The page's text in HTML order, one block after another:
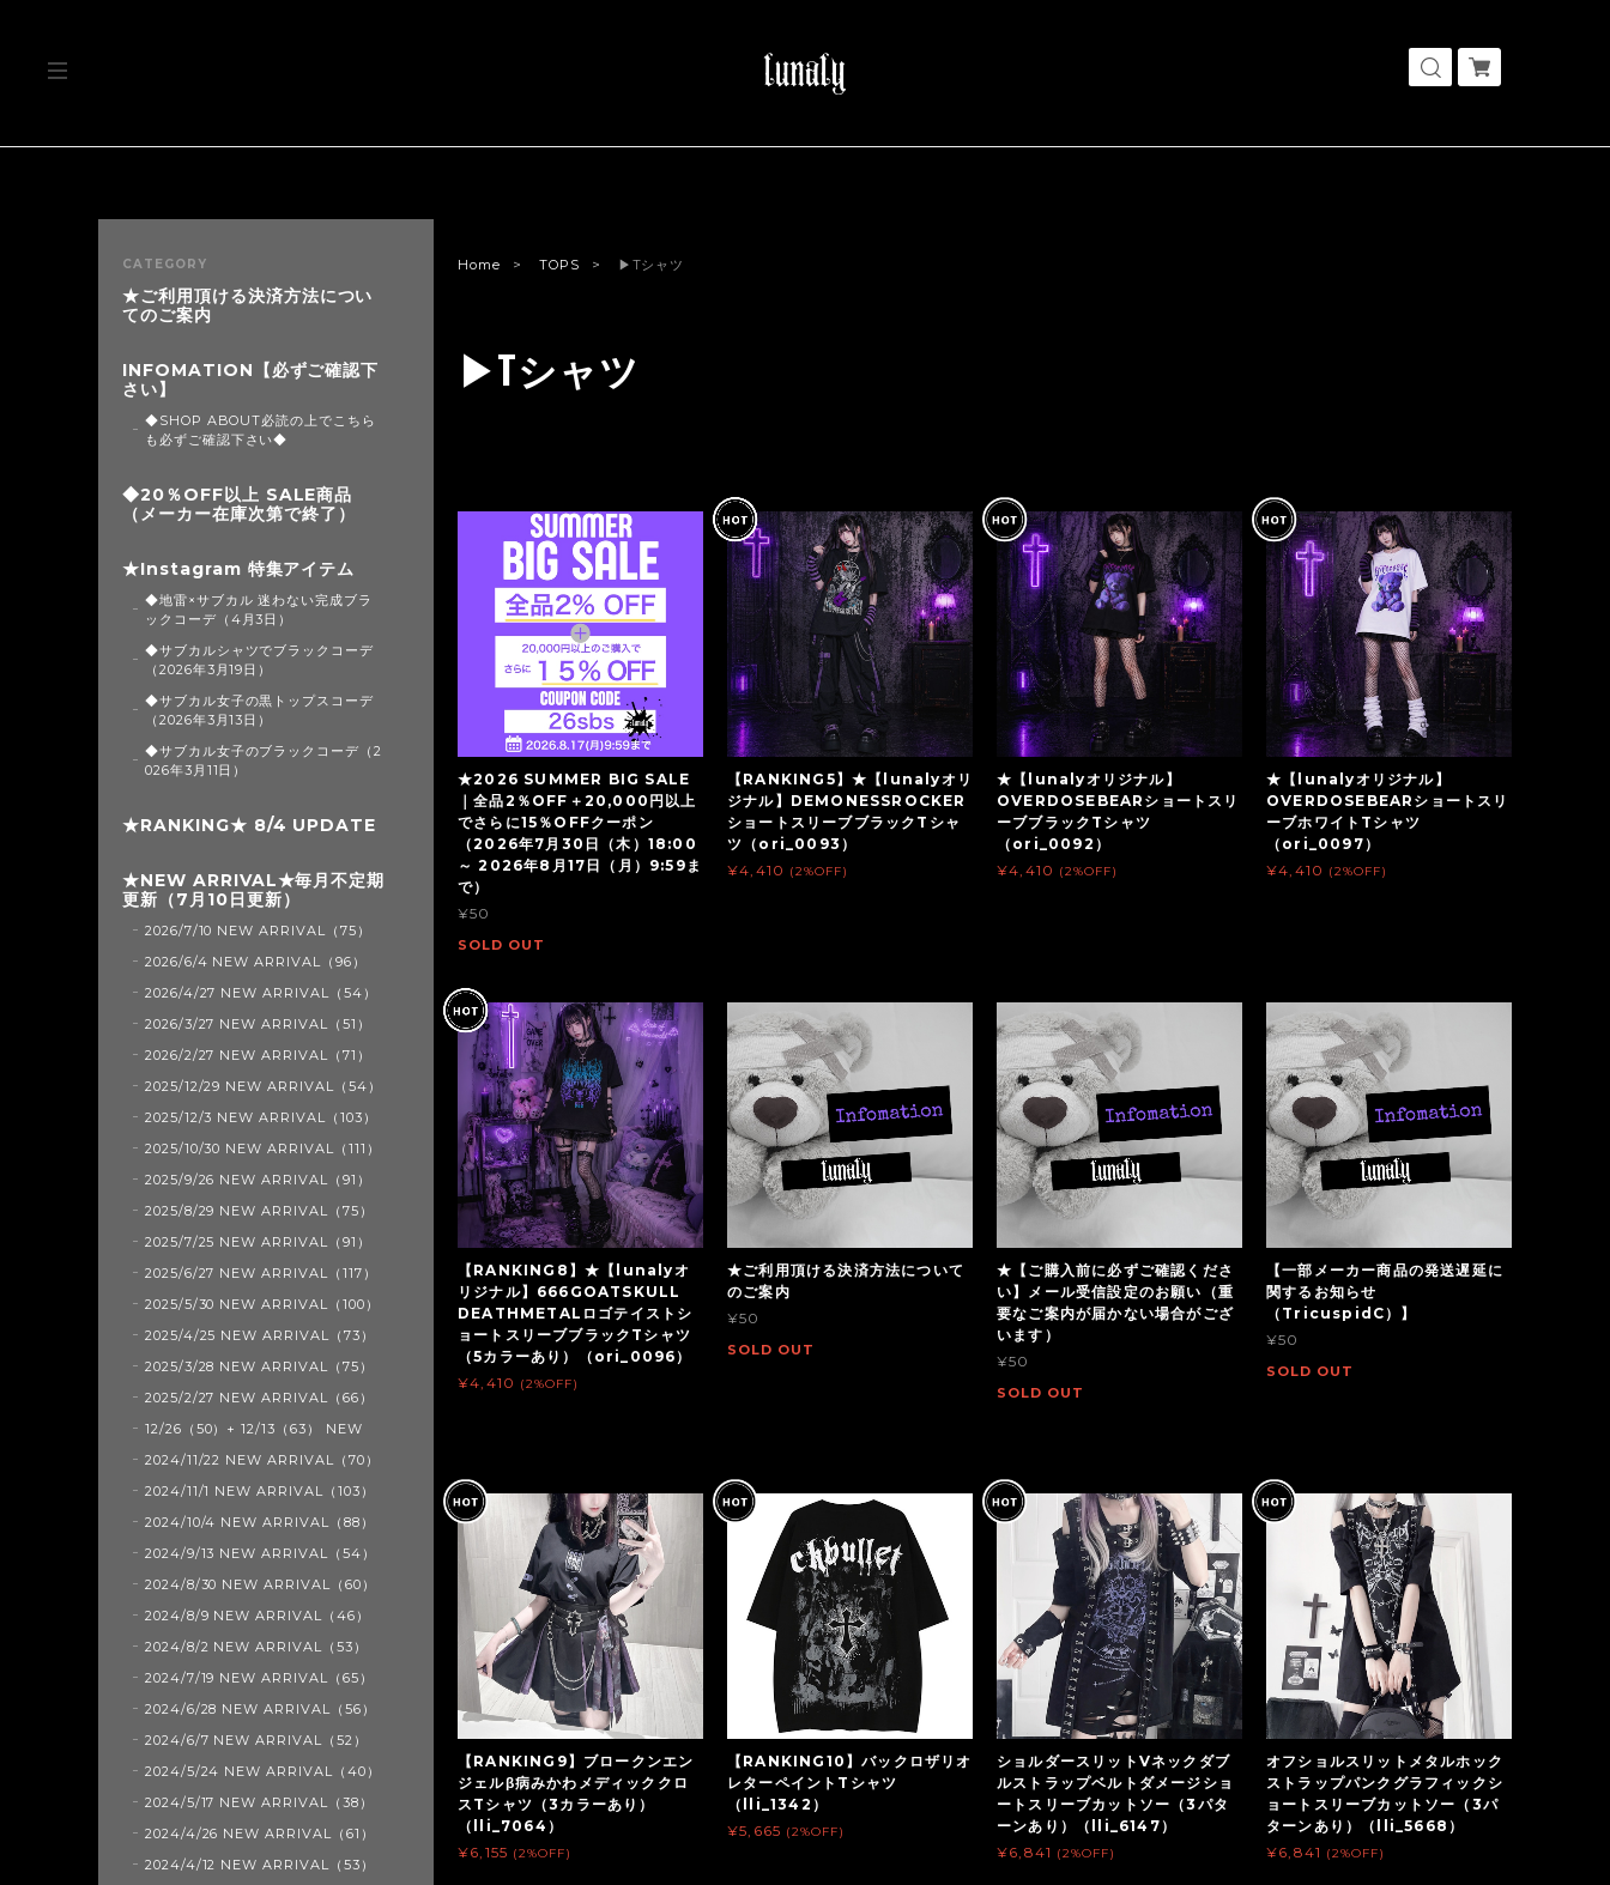
Home TOPS ▶Tシャツ
▶Tシャツ
★2026 SUMMER BIG SALE
｜全品2％OFF＋20,000円以上
でさらに15％OFFクーポン
（2026年7月30日（木）18:00
～ 2026年8月17日（月）9:59ま
で）
¥50
SOLD OUT
【RANKING5】★【lunalyオリ
ジナル】DEMONESSROCKER
ショートスリーブブラックTシャ
ツ（ori_0093）
¥4,410 (2%OFF)
★【lunalyオリジナル】
OVERDOSEBEARショートスリ
ーブブラックTシャツ
（ori_0092）
¥4,410 (2%OFF)
★【lunalyオリジナル】
OVERDOSEBEARショートスリ
ーブホワイトTシャツ
（ori_0097）
¥4,410 (2%OFF)
【RANKING8】★【lunalyオ
リジナル】666GOATSKULL
DEATHMETALロゴテイストシ
ョートスリーブブラックTシャツ
（5カラーあり）（ori_0096）
¥4,410 (2%OFF)
★ご利用頂ける決済方法について
のご案内
¥50
SOLD OUT
★【ご購入前に必ずご確認くださ
い】メール受信設定のお願い（重
要なご案内が届かない場合がござ
います）
¥50
SOLD OUT
【一部メーカー商品の発送遅延に
関するお知らせ
（TricuspidC）】
¥50
SOLD OUT
【RANKING9】ブロークンエン
ジェルβ病みかわメディッククロ
スTシャツ（3カラーあり）
（lli_7064）
¥6,155 (2%OFF)
【RANKING10】バックロザリオ
レターペイントTシャツ
（lli_1342）
¥5,665 (2%OFF)
ショルダースリットVネックダブ
ルストラップベルトダメージショ
ートスリーブカットソー（3パタ
ーンあり）（lli_6147）
¥6,841 (2%OFF)
オフショルスリットメタルホック
ストラップパンクグラフィックシ
ョートスリーブカットソー（3パ
ターンあり）（lli_5668）
¥6,841 (2%OFF)
CATEGORY
★ご利用頂ける決済方法につい
てのご案内
INFOMATION【必ずご確認下
さい】
◆SHOP ABOUT必読の上でこちら
も必ずご確認下さい◆
◆20％OFF以上 SALE商品
（メーカー在庫次第で終了）
★Instagram 特集アイテム
◆地雷×サブカル 迷わない完成ブラ
ックコーデ（4月3日）
◆サブカルシャツでブラックコーデ
（2026年3月19日）
◆サブカル女子の黒トップスコーデ
（2026年3月13日）
◆サブカル女子のブラックコーデ（2
026年3月11日）
★RANKING★ 8/4 UPDATE
★NEW ARRIVAL★毎月不定期
更新（7月10日更新）
2026/7/10 NEW ARRIVAL（75）
2026/6/4 NEW ARRIVAL（96）
2026/4/27 NEW ARRIVAL（54）
2026/3/27 NEW ARRIVAL（51）
2026/2/27 NEW ARRIVAL（71）
2025/12/29 NEW ARRIVAL（54）
2025/12/3 NEW ARRIVAL（103）
2025/10/30 NEW ARRIVAL（111）
2025/9/26 NEW ARRIVAL（91）
2025/8/29 NEW ARRIVAL（75）
2025/7/25 NEW ARRIVAL（91）
2025/6/27 NEW ARRIVAL（117）
2025/5/30 NEW ARRIVAL（100）
2025/4/25 NEW ARRIVAL（73）
2025/3/28 NEW ARRIVAL（75）
2025/2/27 NEW ARRIVAL（66）
12/26（50）+ 12/13（63） NEW
2024/11/22 NEW ARRIVAL（70）
2024/11/1 NEW ARRIVAL（103）
2024/10/4 NEW ARRIVAL（88）
2024/9/13 NEW ARRIVAL（54）
2024/8/30 NEW ARRIVAL（60）
2024/8/9 NEW ARRIVAL（46）
2024/8/2 NEW ARRIVAL（53）
2024/7/19 NEW ARRIVAL（65）
2024/6/28 NEW ARRIVAL（56）
2024/6/7 NEW ARRIVAL（52）
2024/5/24 NEW ARRIVAL（40）
2024/5/17 NEW ARRIVAL（38）
2024/4/26 NEW ARRIVAL（61）
2024/4/12 NEW ARRIVAL（53）